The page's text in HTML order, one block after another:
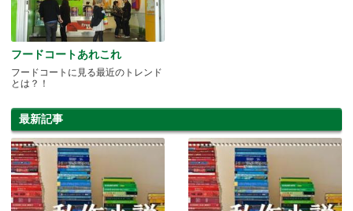
フードコートあれこれ
フードコートに見る最近のトレンド
とは？！
最新記事